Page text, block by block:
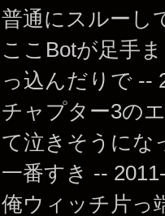
普通にスルーし
ここBotが足手
っ込んだりで --
チャプター3の
て泣きそうにな
一番すき --
俺ウィッチ片っ